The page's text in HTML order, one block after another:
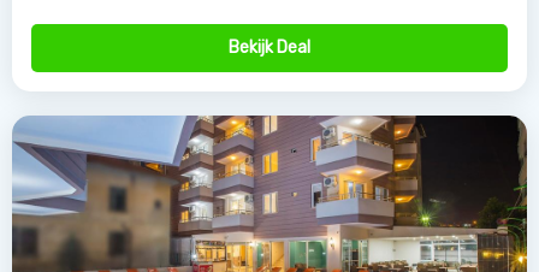
Bekijk Deal